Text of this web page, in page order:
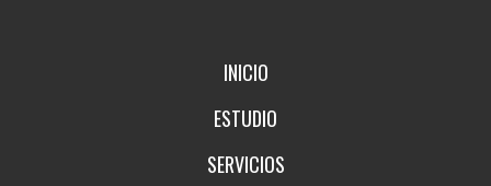
INICIO
ESTUDIO
SERVICIOS